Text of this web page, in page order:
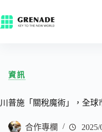
資訊
川普施「關稅魔術」，全球
合作專欄 2025/